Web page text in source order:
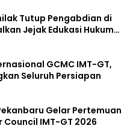
Tutup Pengabdian di
Jejak Edukasi Hukum
GCMC IMT-GT,
Seluruh Persiapan
Gelar Pertemuan
Council IMT-GT 2026